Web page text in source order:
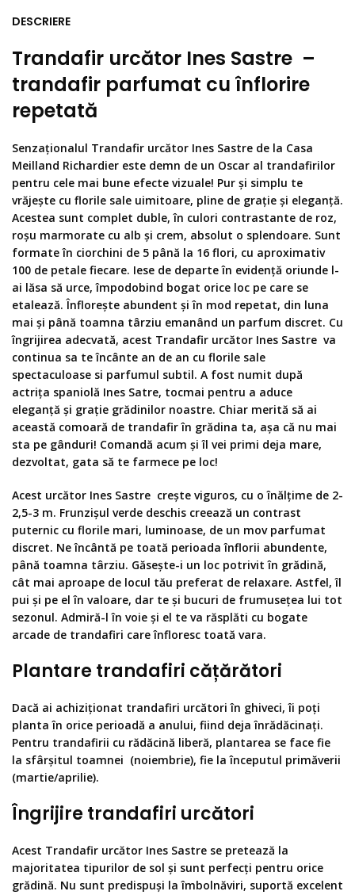
DESCRIERE
Trandafir urcător Ines Sastre –
trandafir parfumat cu înflorire
repetată
Senzaționalul Trandafir urcător Ines Sastre de la Casa
Meilland Richardier este demn de un Oscar al trandafirilor
pentru cele mai bune efecte vizuale! Pur și simplu te
vrăjește cu florile sale uimitoare, pline de grație și eleganță.
Acestea sunt complet duble, în culori contrastante de roz,
roșu marmorate cu alb și crem, absolut o splendoare. Sunt
formate în ciorchini de 5 până la 16 flori, cu aproximativ
100 de petale fiecare. Iese de departe în evidență oriunde l-
ai lăsa să urce, împodobind bogat orice loc pe care se
etalează. Înflorește abundent și în mod repetat, din luna
mai și până toamna târziu emanând un parfum discret. Cu
îngrijirea adecvată, acest Trandafir urcător Ines Sastre va
continua sa te încânte an de an cu florile sale
spectaculoase si parfumul subtil. A fost numit după
actrița spaniolă Ines Satre, tocmai pentru a aduce
eleganță și grație grădinilor noastre. Chiar merită să ai
această comoară de trandafir în grădina ta, așa că nu mai
sta pe gânduri! Comandă acum și îl vei primi deja mare,
dezvoltat, gata să te farmece pe loc!
Acest urcător Ines Sastre crește viguros, cu o înălțime de 2-
2,5-3 m. Frunzișul verde deschis creează un contrast
puternic cu florile mari, luminoase, de un mov parfumat
discret. Ne încântă pe toată perioada înflorii abundente,
până toamna târziu. Găsește-i un loc potrivit în grădină,
cât mai aproape de locul tău preferat de relaxare. Astfel, îl
pui și pe el în valoare, dar te și bucuri de frumusețea lui tot
sezonul. Admiră-l în voie și el te va răsplăti cu bogate
arcade de trandafiri care înfloresc toată vara.
Plantare trandafiri cățărători
Dacă ai achiziționat trandafiri urcători în ghiveci, îi poți
planta în orice perioadă a anului, fiind deja înrădăcinați.
Pentru trandafirii cu rădăcină liberă, plantarea se face fie
la sfârșitul toamnei (noiembrie), fie la începutul primăverii
(martie/aprilie).
Îngrijire trandafiri urcători
Acest Trandafir urcător Ines Sastre se pretează la
majoritatea tipurilor de sol și sunt perfecți pentru orice
grădină. Nu sunt predispuși la îmbolnăviri, suportă excelent